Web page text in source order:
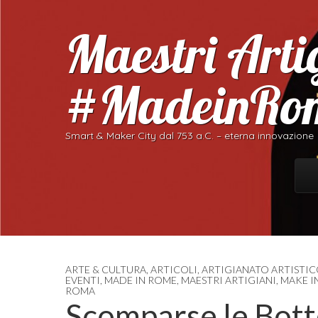
Maestri
Smart & Maker City dal 753 a.C. – eterna innovazione
ARTE & CULTURA ARTICOLI ARTIGIANATO
EVENTI MADE IN ROME MAESTRI ARTIGIANI MAKE
ROMA